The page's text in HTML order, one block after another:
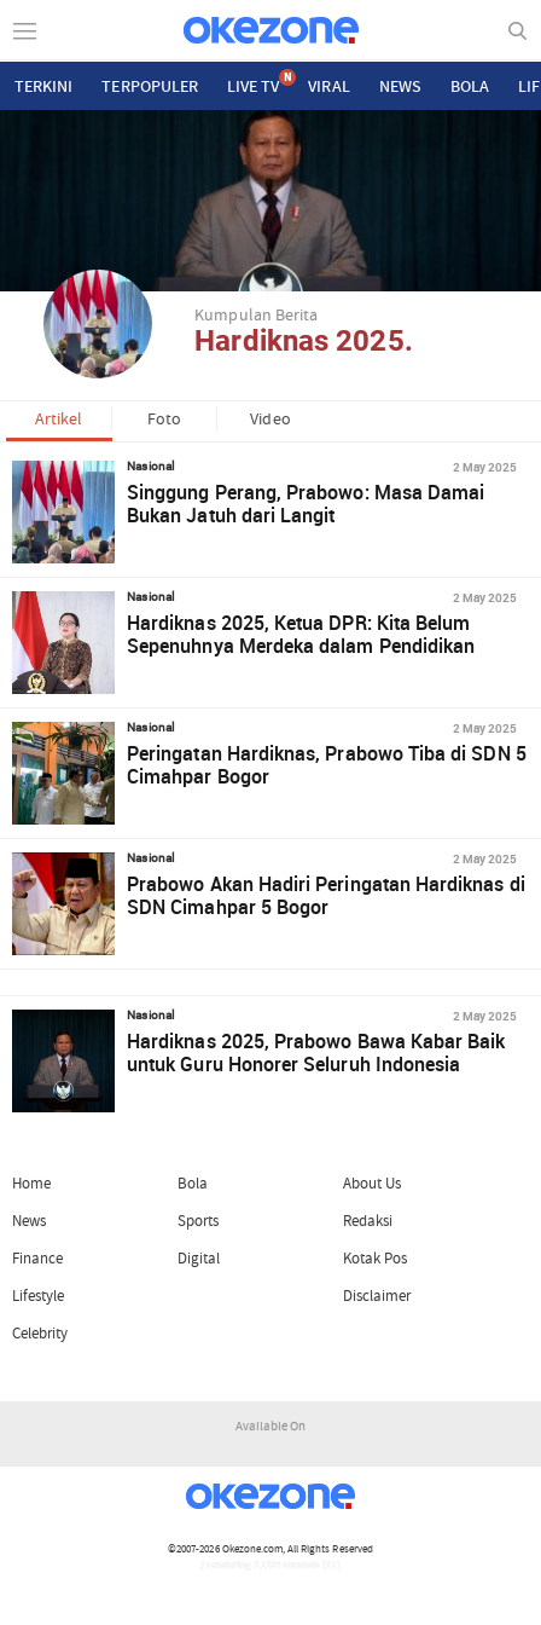
TERKINI TERPOPULER LIVE TV N VIRAL NEWS BOLA
Kumpulan Berita
Hardiknas 2025.
Artikel Foto Video
Nasional 2 May 2025
Singgung Perang, Prabowo: Masa Damai
Bukan Jatuh dari Langit
Nasional 2 May 2025
Hardiknas 2025, Ketua DPR: Kita Belum
Sepenuhnya Merdeka dalam Pendidikan
Nasional 2 May 2025
Peringatan Hardiknas, Prabowo Tiba di SDN 5
Cimahpar Bogor
Nasional 2 May 2025
Prabowo Akan Hadiri Peringatan Hardiknas di
SDN Cimahpar 5 Bogor
Nasional 2 May 2025
Hardiknas 2025, Prabowo Bawa Kabar Baik
untuk Guru Honorer Seluruh Indonesia
Home
News
Finance
Lifestyle
Celebrity
Bola
Sports
Digital
About Us
Redaksi
Kotak Pos
Disclaimer
Available On
©2007-2026Okezone.com, All Rights Reserved